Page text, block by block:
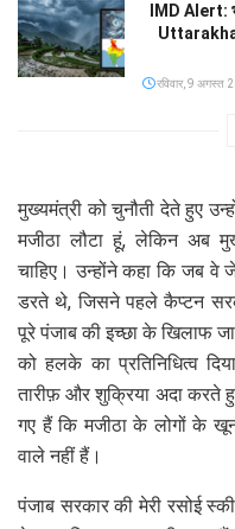
IMD Alert:
रविवार, 9 अगस्त
मुख्यमंत्री को चुनौती देते हुए
मजीठा लौटा हूं, लेकिन अब
चाहिए। उन्होंने कहा कि जब
डरते थे, जिसने पहले कैप्टन
पूरे पंजाब की इच्छा के खिलाफ
को हलके का प्रतिनिधित्व
तारीफ़ और शुक्रिया अदा करते
गए हैं कि मजीठा के लोगों के
वाले नहीं हैं।
पंजाब सरकार की मेरी रसोई